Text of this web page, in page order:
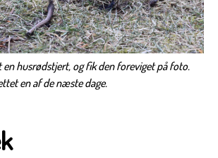
en husrødstjert, og fik den foreviget på foto.
en af de næste dage.